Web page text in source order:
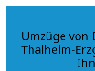
Umzüge von
Thalheim-